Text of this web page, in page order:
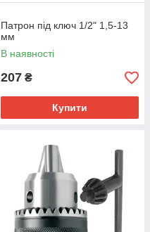
Патрон під ключ 1/2" 1,5-13
мм
В наявності
207 ₴
Купити